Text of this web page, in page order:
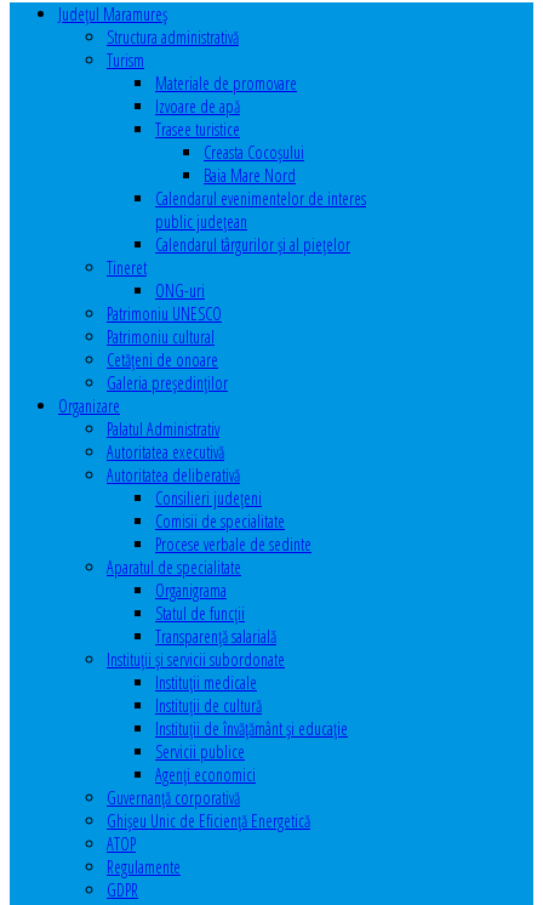
Judeţul Maramureş
Structura administrativă
Turism
Materiale de promovare
Izvoare de apă
Trasee turistice
Creasta Cocoșului
Baia Mare Nord
Calendarul evenimentelor de interes
public judeţean
Calendarul târgurilor şi al pieţelor
Tineret
ONG-uri
Patrimoniu UNESCO
Patrimoniu cultural
Cetăţeni de onoare
Galeria președinților
Organizare
Palatul Administrativ
Autoritatea executivă
Autoritatea deliberativă
Consilieri judeţeni
Comisii de specialitate
Procese verbale de sedinte
Aparatul de specialitate
Organigrama
Statul de funcții
Transparență salarială
Instituţii şi servicii subordonate
Instituţii medicale
Instituţii de cultură
Instituţii de învăţământ şi educaţie
Servicii publice
Agenţi economici
Guvernanță corporativă
Ghişeu Unic de Eficienţă Energetică
ATOP
Regulamente
GDPR